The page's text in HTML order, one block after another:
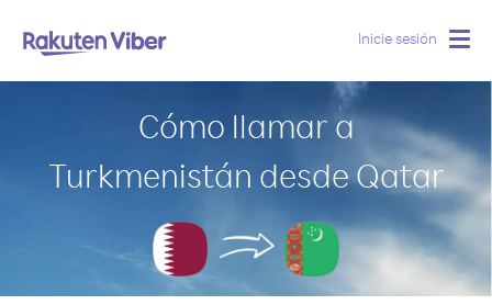
Inicie sesión
Cómo llamar a
Turkmenistán desde Qatar